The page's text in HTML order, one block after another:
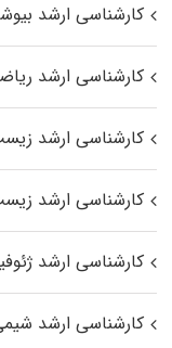
کارشناسی ارشد
کارشناسی ارشد
کارشناسی ارشد
کارشناسی ارشد
کارشناسی ارشد
کارشناسی ارشد